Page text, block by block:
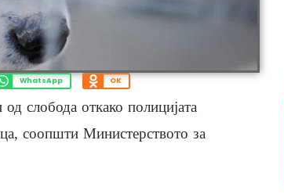
WhatsApp OK
слобода откако полицијата
соопшти Министерството за